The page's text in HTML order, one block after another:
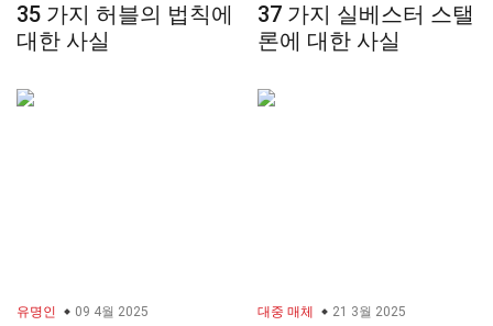
35 가지 허블의 법칙에
대한 사실
37 가지 실베스터 스탤
론에 대한 사실
유명인 09 4월 2025 대중 매체 21 3월 2025